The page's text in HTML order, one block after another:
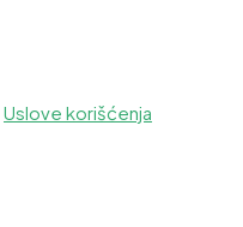
Uslove korišćenja